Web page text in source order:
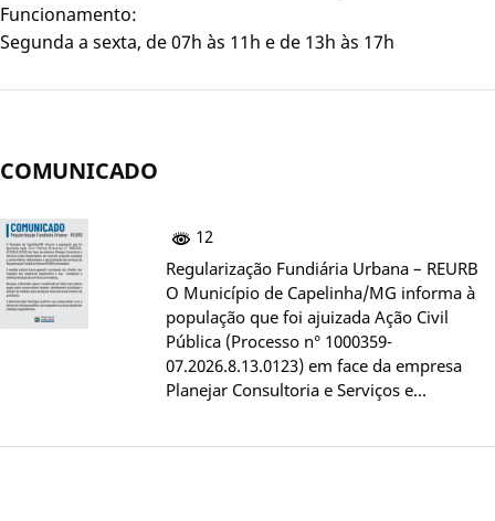
Funcionamento:
Segunda a sexta, de 07h às 11h e de 13h às 17h
COMUNICADO
12
Regularização Fundiária Urbana – REURB
O Município de Capelinha/MG informa à
população que foi ajuizada Ação Civil
Pública (Processo n° 1000359-
07.2026.8.13.0123) em face da empresa
Planejar Consultoria e Serviços e…